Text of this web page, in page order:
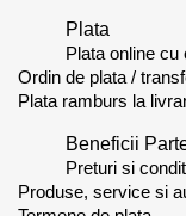
Plata
Plata online cu
Ordin de plata /
Plata ramburs la
Beneficii
Preturi si
Produse, service si